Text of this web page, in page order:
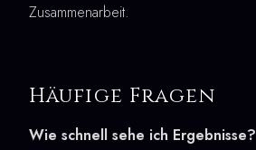
Zusammenarbeit.
Häufige Fragen
Wie schnell sehe ich Ergebnisse?